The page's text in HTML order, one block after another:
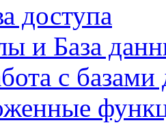
доступа
и База
с